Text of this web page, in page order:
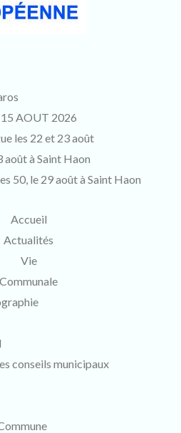
15 AOUT 2026
les 22 et 23 août
août à Saint Haon
50, le 29 août à Saint Haon
Accueil
Actualités
Vie
Communale
conseils municipaux